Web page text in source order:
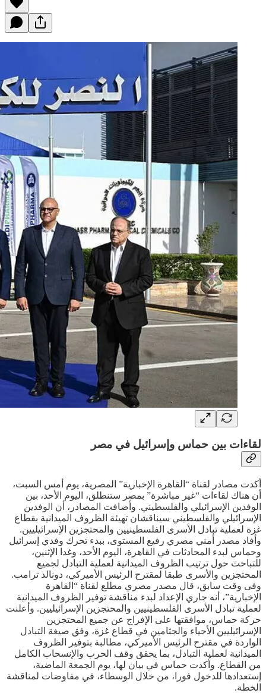
لقاءات بين حماس وإسرائيل في مصر
أكدت مصادر لقناة “القاهرة الإخبارية” المصرية، يوم أمس السبت،
أن هناك لقاءات “غير مباشرة” بمصر ستنطلق، اليوم الأحد، بين
الوفدين الإسرائيلي والفلسطيني. وأضافت المصادر، أن الوفدين
الإسرائيلي والفلسطيني سيناقشان تهيئة الظروف الميدانية بقطاع
غزة لعملية تبادل الأسرى الفلسطينيين والمحتجزين الإسرائيليين.
وأفاد مصدر أمني مصري رفيع المستوى، ببدء تحرك وفدي إسرائيل
وحماس لبدء المحادثات في القاهرة، اليوم الأحد، وغدا الإثنين،
للتباحث حول ترتيب الظروف الميدانية لعملية التبادل لجميع
المحتجزين والأسرى طبقا لمقترح الرئيس الأميركي، دونالد ترامب.
وفى وقت سابق، قال مصدر مصري مطلع لقناة “القاهرة
الإخبارية”، أنه جاري الإعداد لبدء مناقشة توفير الظروف الميدانية
لعملية تبادل الأسرى الفلسطينيين والمحتجزين الإسرائيليين. وأعلنت
حركة حماس، موافقتها على الإفراج عن جميع المحتجزين
الإسرائيليين الأحياء والجثامين في قطاع غزة، وفق صيغة التبادل
الواردة في مقترح الرئيس الأميركي، مطالبة بتوفير الظروف
الميدانية لعملية التبادل، بما يحقق وقف الحرب والإنسحاب الكامل
من القطاع. وأكدت حماس في بيان لها، يوم الجمعة الماضية،
إستعدادها للدخول فورا، من خلال الوسطاء، في مفاوضات لمناقشة
الخطة.